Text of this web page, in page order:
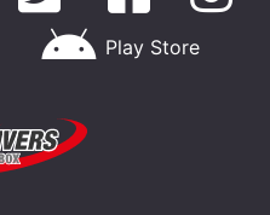
Play Store